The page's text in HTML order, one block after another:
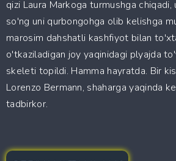
qizi Laura Markoga turmushga
so'ng uni qurbongohga olib kelishga
marosim dahshatli kashfiyot bilan
o'tkaziladigan joy yaqinidagi plyajda
skeleti topildi. Hamma hayratda. Bir
Lorenzo Bermann, shaharga yaqinda
tadbirkor.